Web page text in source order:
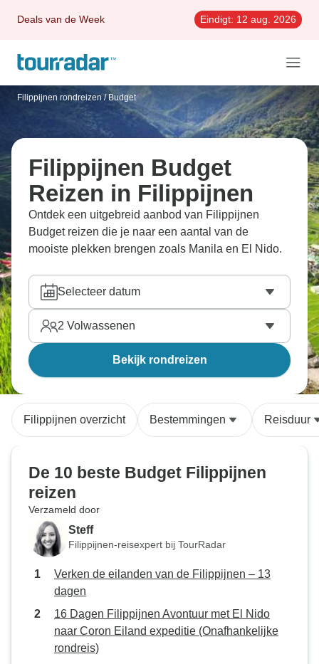
Deals van de Week Eindigt: 12 aug. 2026
Filippijnen rondreizen / Budget
Filippijnen Budget
Reizen in Filippijnen
Ontdek een uitgebreid aanbod van Filippijnen
Budget reizen die je naar een aantal van de
mooiste plekken brengen zoals Manila en El Nido.
Selecteer datum
2 Volwassenen
Bekijk rondreizen
Filippijnen overzicht Bestemmingen Reisduur
De 10 beste Budget Filippijnen
reizen
Verzameld door
Steff
Filippijnen-reisexpert bij TourRadar
Verken de eilanden van de Filippijnen – 13
dagen
16 Dagen Filippijnen Avontuur met El Nido
naar Coron Eiland expeditie (Onafhankelijke
rondreis)